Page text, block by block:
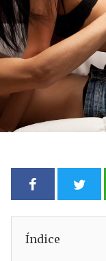
Índice